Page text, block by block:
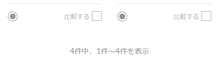
比較する 比較する
4件中、1件～4件を表示